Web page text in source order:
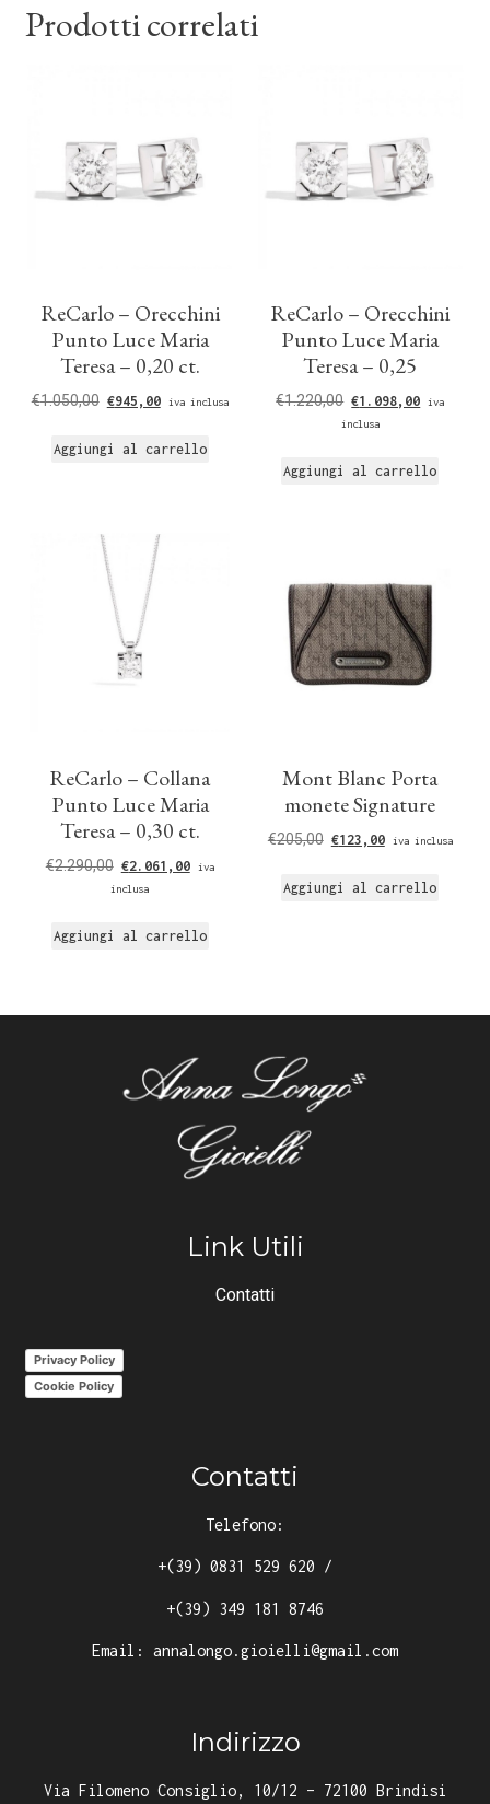
Prodotti correlati
ReCarlo – Orecchini
Punto Luce Maria
Teresa – 0,20 ct.
€1.050,00 €945,00 iva inclusa
Aggiungi al carrello
ReCarlo – Orecchini
Punto Luce Maria
Teresa – 0,25
€1.220,00 €1.098,00
iva
inclusa
Aggiungi al carrello
ReCarlo – Collana
Punto Luce Maria
Teresa – 0,30 ct.
€2.290,00 €2.061,00
iva
inclusa
Aggiungi al carrello
Mont Blanc Porta
monete Signature
€205,00 €123,00 iva inclusa
Aggiungi al carrello
Link Utili
Contatti
Privacy Policy
Cookie Policy
Contatti
Telefono:
+(39) 0831 529 620 /
+(39) 349 181 8746
Email: annalongo.gioielli@gmail.com
Indirizzo
Via Filomeno Consiglio, 10/12 – 72100 Brindisi